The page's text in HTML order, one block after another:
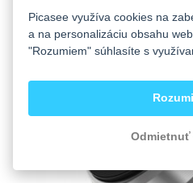
Picasee využíva cookies na
a na personalizáciu obsahu
"Rozumiem" súhlasíte s
Odmietnuť